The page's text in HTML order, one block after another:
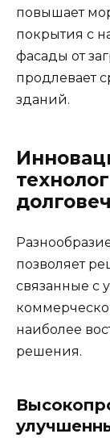
повышает
покрытия с
фасады от
продлевает
зданий.
позволяет
связанные с
наиболее
решения.